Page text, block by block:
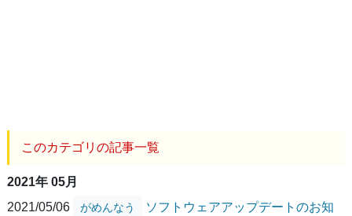
このカテゴリの記事一覧
2021年 05月
2021/05/06
がめんなう
ソフトウェアアップデートのお知